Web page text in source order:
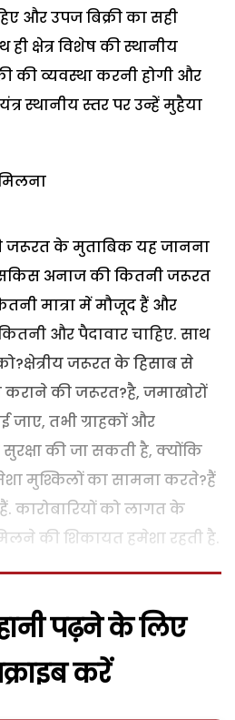
और उपज बिक्री का सही
क्षेत्र विशेष की स्थानीय
की व्यवस्था करनी होगी और
स्थानीय स्तर पर उन्हें मुहैया
जरूरत के मुताबिक यह जानना
अनाज की कितनी जरूरत
मात्रा में मौजूद हैं और
और पैदावार चाहिए. साथ
जरूरत के हिसाब से
कराने की जरूरत?है, जमाखोरों
तभी ग्राहकों और
सुरक्षा की जा सकती है, क्योंकि
मुश्किलों का सामना करते?हैं
को लागत के
की शिकायत हमेशा रहती है.
पढ़ने के लिए
करें